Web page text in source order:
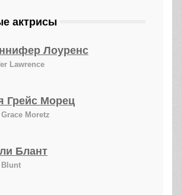
актрисы
Лоуренс
Lawrence
Грейс Морец
Moretz
Блант